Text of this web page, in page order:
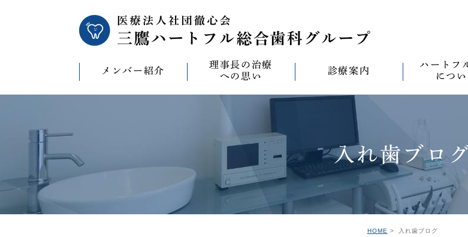
メンバー紹介
理事長の治療
への思い
CAD/CAM（オールセラミック治
療）への思い
バイコンインプラントへの思い
マウスピース型矯正装置（イン
ビザライン）への思い
診療案内
診療案内一覧
セラミック治療 ワン
無菌化根管治療 予防
インプラント オー
ハートフ
につ
ハートフルの
院内設備
ハートフル歯
グループ院の
入れ歯ブロ
HOME 入れ歯ブログ